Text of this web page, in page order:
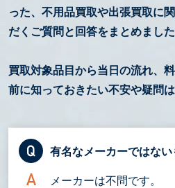
った、不用品買取や出張買取に
だくご質問と回答をまとめました
買取対象品目から当日の流れ、
前に知っておきたい不安や疑問
有名なメーカーではない
メーカーは不問です。